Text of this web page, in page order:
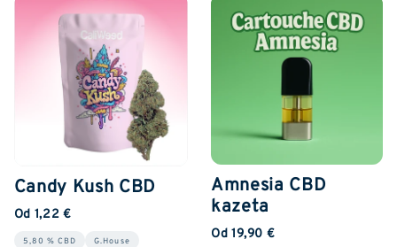
Candy Kush CBD
Od 1,22 €
5,80 % CBD G.House
Amnesia CBD
kazeta
Od 19,90 €